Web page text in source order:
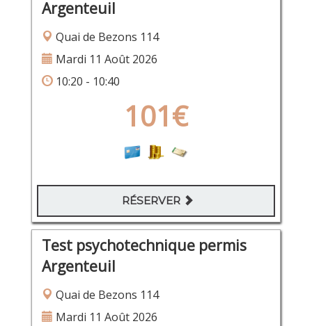
Argenteuil
Quai de Bezons 114
Mardi 11 Août 2026
10:20 - 10:40
101€
RÉSERVER
Test psychotechnique permis
Argenteuil
Quai de Bezons 114
Mardi 11 Août 2026